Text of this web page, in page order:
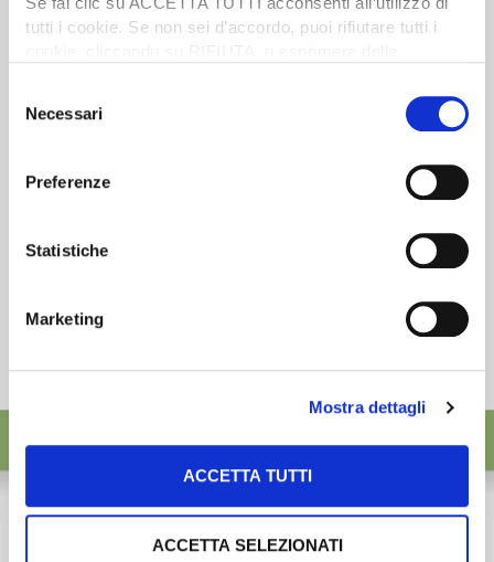
tutti i cookie. Se non sei d’accordo, puoi rifiutare tutti i
desideri accettare e cliccando ACCETTA SELEZIONATI.
delNecessari
Preferenze
Statistiche
Marketing
Mostra dettagli
ACCETTA TUTTI
ACCETTA SELEZIONATI
Scopri un servizio d'informazione di alta qualità. Tagliato sulle tue